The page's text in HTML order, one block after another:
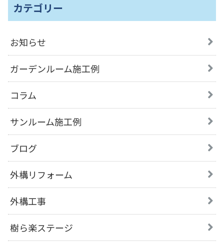
カテゴリー
お知らせ
ガーデンルーム施工例
コラム
サンルーム施工例
ブログ
外構リフォーム
外構工事
樹ら楽ステージ